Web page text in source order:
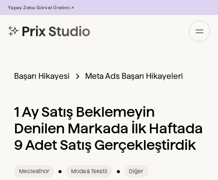
Yapay Zeka Görsel Üretimi ↗
Başarı Hikayesi Meta Ads Başarı Hikayeleri
1 Ay Satış Beklemeyin
Denilen Markada İlk Haftada
9 Adet Satış Gerçekleştirdik
Mecleathor • Moda & Tekstil • Diğer